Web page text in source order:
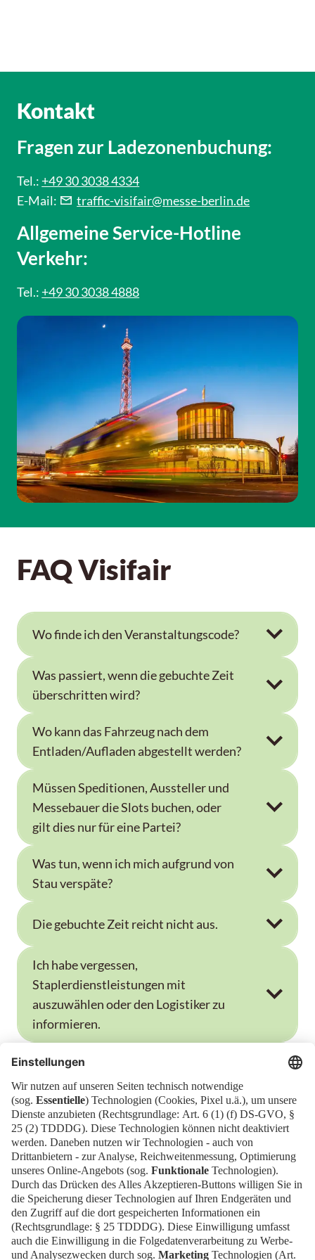
Kontakt
Fragen zur Ladezonenbuchung:
Tel.:+49 30 3038 4334
E-Mail:
traffic-visifair@messe-berlin.de
Allgemeine Service-Hotline
Verkehr:
Tel.:+49 30 3038 4888
FAQ Visifair
Wo finde ich den Veranstaltungscode?
Was passiert, wenn die gebuchte Zeit
überschritten wird?
Wo kann das Fahrzeug nach dem
Entladen/Aufladen abgestellt werden?
Müssen Speditionen, Aussteller und
Messebauer die Slots buchen, oder
gilt dies nur für eine Partei?
Was tun, wenn ich mich aufgrund von
Stau verspäte?
Die gebuchte Zeit reicht nicht aus.
Ich habe vergessen,
Staplerdienstleistungen mit
auszuwählen oder den Logistiker zu
informieren.
Ich habe den Slot für ein falsches
Fahrzeug gebucht.
NewsblogKontakt
EN
Newsletter ImpressumNewsDownloadsFAQ
DatenschutzCookies